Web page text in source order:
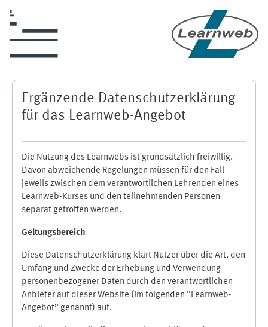
Ergänzende Datenschutzerklärung
für das Learnweb-Angebot
Die Nutzung des Learnwebs ist grundsätzlich freiwillig.
Davon abweichende Regelungen müssen für den Fall
jeweils zwischen dem verantwortlichen Lehrenden eines
Learnweb-Kurses und den teilnehmenden Personen
separat getroffen werden.
Geltungsbereich
Diese Datenschutzerklärung klärt Nutzer über die Art, den
Umfang und Zwecke der Erhebung und Verwendung
personenbezogener Daten durch den verantwortlichen
Anbieter auf dieser Website (im folgenden “Learnweb-
Angebot” genannt) auf.